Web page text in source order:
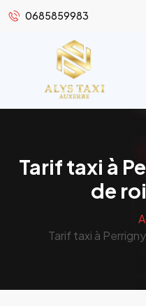
0685859983
Tarif taxi à
de
Tarif taxi à